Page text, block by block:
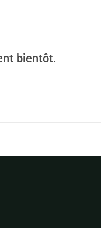
bientôt.